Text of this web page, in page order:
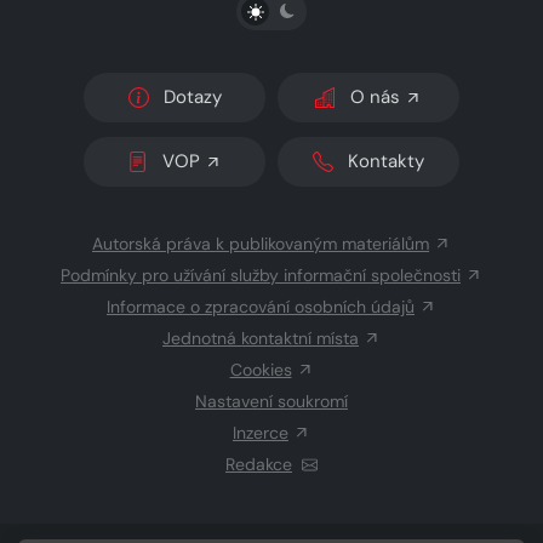
Dotazy O nás
VOP Kontakty
Autorská práva k publikovaným materiálům
Podmínky pro užívání služby informační společnosti
Informace o zpracování osobních údajů
Jednotná kontaktní místa
Cookies
Nastavení soukromí
Inzerce
Redakce